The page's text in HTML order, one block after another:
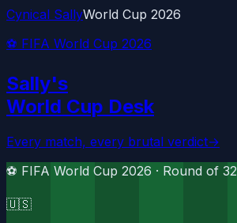
Cynical SallyWorld Cup 2026
⚽ FIFA World Cup 2026
Sally's
World Cup Desk
Every match, every brutal verdict→
⚽ FIFA World Cup 2026 · Round of 32
🇺🇸